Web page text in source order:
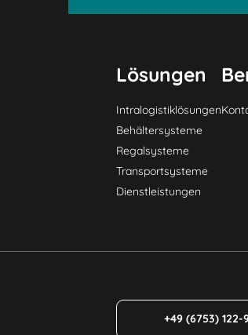
Lösungen
Intralogistiklösungen
Behältersysteme
Regalsysteme
Transportsysteme
Dienstleistungen
+49 (6753) 122-